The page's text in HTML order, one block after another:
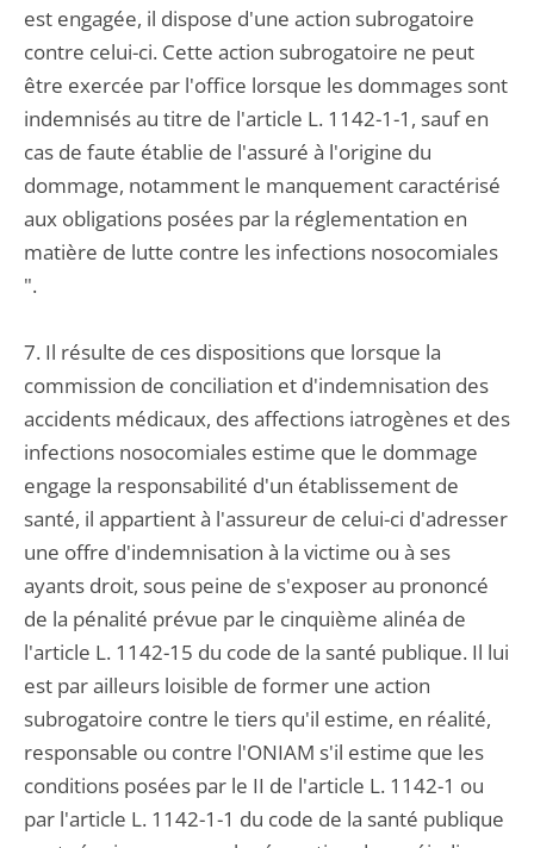
est engagée, il dispose d'une action subrogatoire
contre celui-ci. Cette action subrogatoire ne peut
être exercée par l'office lorsque les dommages sont
indemnisés au titre de l'article L. 1142-1-1, sauf en
cas de faute établie de l'assuré à l'origine du
dommage, notamment le manquement caractérisé
aux obligations posées par la réglementation en
matière de lutte contre les infections nosocomiales
".
7. Il résulte de ces dispositions que lorsque la
commission de conciliation et d'indemnisation des
accidents médicaux, des affections iatrogènes et des
infections nosocomiales estime que le dommage
engage la responsabilité d'un établissement de
santé, il appartient à l'assureur de celui-ci d'adresser
une offre d'indemnisation à la victime ou à ses
ayants droit, sous peine de s'exposer au prononcé
de la pénalité prévue par le cinquième alinéa de
l'article L. 1142-15 du code de la santé publique. Il lui
est par ailleurs loisible de former une action
subrogatoire contre le tiers qu'il estime, en réalité,
responsable ou contre l'ONIAM s'il estime que les
conditions posées par le II de l'article L. 1142-1 ou
par l'article L. 1142-1-1 du code de la santé publique